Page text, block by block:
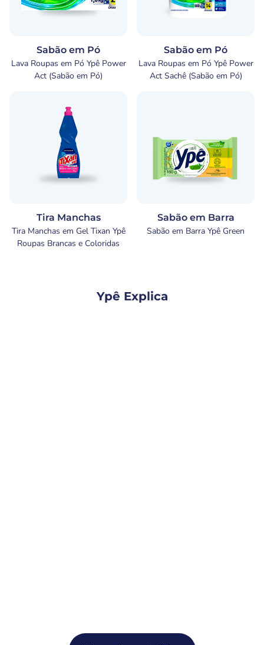
Sabão em Pó
Lava Roupas em Pó Ypê Power
Act (Sabão em Pó)
Sabão em Pó
Lava Roupas em Pó Ypê Power
Act Sachê (Sabão em Pó)
Tira Manchas
Tira Manchas em Gel Tixan Ypê
Roupas Brancas e Coloridas
Sabão em Barra
Sabão em Barra Ypê Green
Ypê Explica